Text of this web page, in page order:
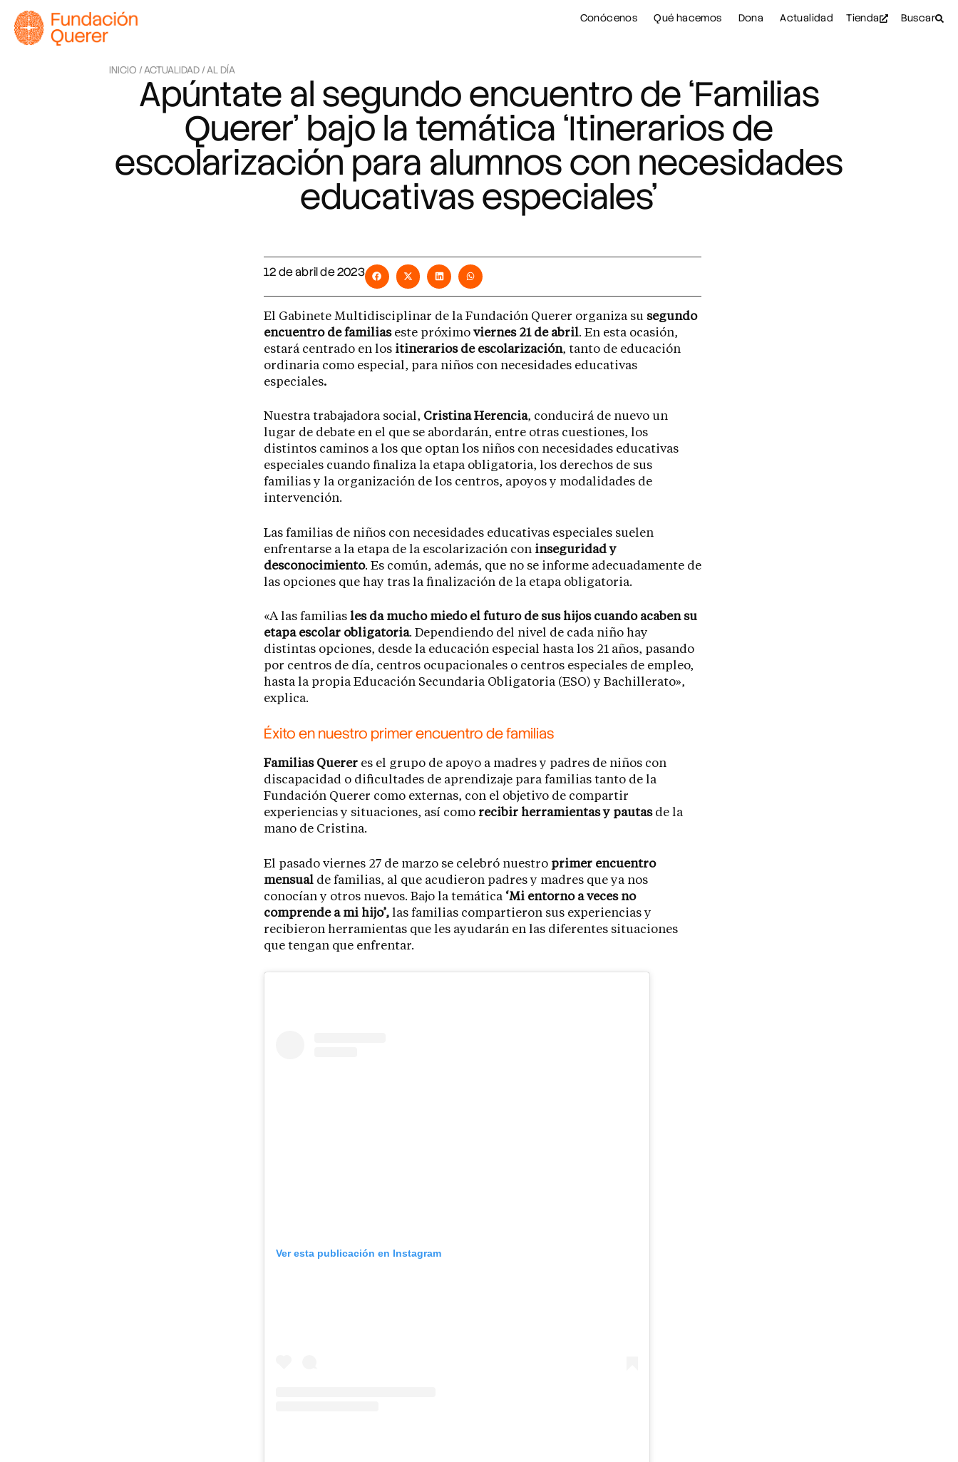
Conócenos Qué hacemos Dona Actualidad Tienda Buscar
INICIO /ACTUALIDAD /AL DÍA
Apúntate al segundo encuentro de ‘Familias
Querer’ bajo la temática ‘Itinerarios de
escolarización para alumnos con necesidades
educativas especiales’
12 de abril de 2023
El Gabinete Multidisciplinar de la Fundación Querer organiza su segundo
encuentro de familiaseste próximo viernes 21 de abril. En esta ocasión,
estará centrado en los itinerarios de escolarización, tanto de educación
ordinaria como especial, para niños con necesidades educativas
especiales.
Nuestra trabajadora social, Cristina Herencia, conducirá de nuevo un
lugar de debate en el que se abordarán, entre otras cuestiones, los
distintos caminos a los que optan los niños con necesidades educativas
especiales cuando finaliza la etapa obligatoria, los derechos de sus
familias y la organización de los centros, apoyos y modalidades de
intervención.
Las familias de niños con necesidades educativas especiales suelen
enfrentarse a la etapa de la escolarización con inseguridad y
desconocimiento. Es común, además, que no se informe adecuadamente de
las opciones que hay tras la finalización de la etapa obligatoria.
«A las familias les da mucho miedo el futuro de sus hijos cuando acaben su
etapa escolar obligatoria. Dependiendo del nivel de cada niño hay
distintas opciones, desde la educación especial hasta los 21 años, pasando
por centros de día, centros ocupacionales o centros especiales de empleo,
hasta la propia Educación Secundaria Obligatoria (ESO) y Bachillerato»,
explica.
Éxito en nuestro primer encuentro de familias
Familias Querer es el grupo de apoyo a madres y padres de niños con
discapacidad o dificultades de aprendizaje para familias tanto de la
Fundación Querer como externas, con el objetivo de compartir
experiencias y situaciones, así como recibir herramientas y pautasde la
mano de Cristina.
El pasado viernes 27 de marzo se celebró nuestro primer encuentro
mensual de familias, al que acudieron padres y madres que ya nos
conocían y otros nuevos. Bajo la temática ‘Mi entorno a veces no
comprende a mi hijo’, las familias compartieron sus experiencias y
recibieron herramientas que les ayudarán en las diferentes situaciones
que tengan que enfrentar.
Ver esta publicación en Instagram